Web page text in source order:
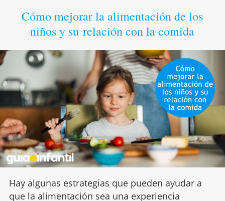
Cómo mejorar la alimentación de los
niños y su relación con la comida
Hay algunas estrategias que pueden ayudar a
que la alimentación sea una experiencia